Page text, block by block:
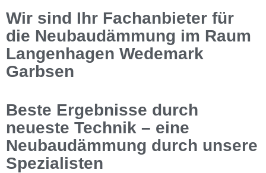
Wir sind Ihr Fachanbieter für
die Neubaudämmung im Raum
Langenhagen Wedemark
Garbsen
Beste Ergebnisse durch
neueste Technik – eine
Neubaudämmung durch unsere
Spezialisten